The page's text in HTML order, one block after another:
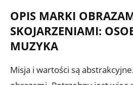
OPIS MARKI
SKOJARZENIAMI:
MUZYKA
Misja i wartości są